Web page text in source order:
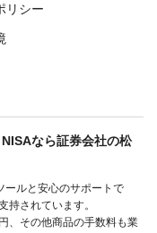
リシー
なら証券会社の松
ールと安心のサポートで
持されています。
、その他商品の手数料も業